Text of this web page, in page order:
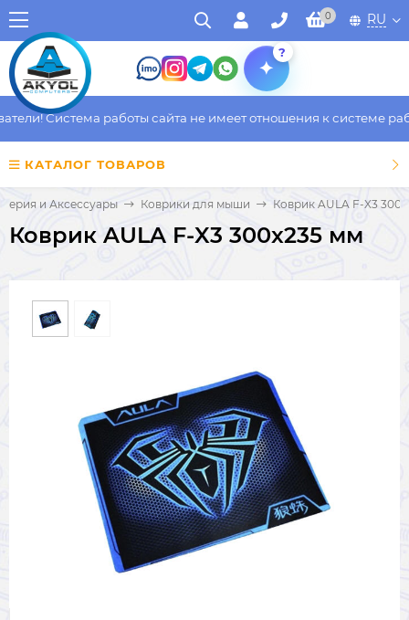
0 RU
?
Система работы сайта не имеет отношения к системе
КАТАЛОГ ТОВАРОВ
и Аксессуары Коврики для мыши Коврик AULA F-X3
Коврик AULA F-X3 300x235 мм